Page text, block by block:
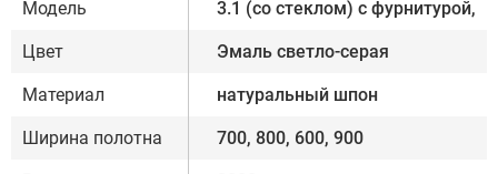
Модель 3.1 (со стеклом) с фурнитурой,
Цвет Эмаль светло-серая
Материал натуральный шпон
Ширина полотна 700, 800, 600, 900